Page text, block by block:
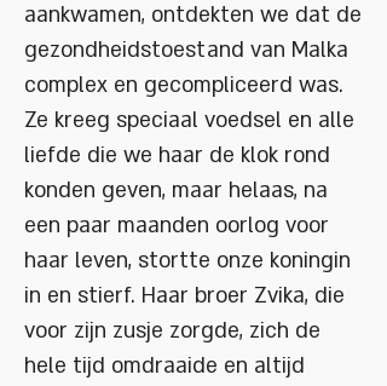
aankwamen, ontdekten we dat de
gezondheidstoestand van Malka
complex en gecompliceerd was.
Ze kreeg speciaal voedsel en alle
liefde die we haar de klok rond
konden geven, maar helaas, na
een paar maanden oorlog voor
haar leven, stortte onze koningin
in en stierf. Haar broer Zvika, die
voor zijn zusje zorgde, zich de
hele tijd omdraaide en altijd